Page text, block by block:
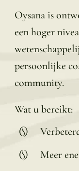
Oysana is
een hoger
persoonlijke
community.
Wat u bereikt:
Meer